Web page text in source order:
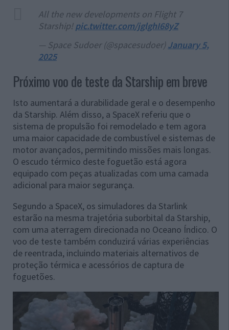
All the new developments on Flight 7
Starship!pic.twitter.com/jglghI68yZ
— Space Sudoer (@spacesudoer) January 5,
2025
Próximo voo de teste da Starship em breve
Isto aumentará a durabilidade geral e o desempenho
da Starship. Além disso, a SpaceX referiu que o
sistema de propulsão foi remodelado e tem agora
uma maior capacidade de combustível e sistemas de
motor avançados, permitindo missões mais longas.
O escudo térmico deste foguetão está agora
equipado com peças atualizadas com uma camada
adicional para maior segurança.
Segundo a SpaceX, os simuladores da Starlink
estarão na mesma trajetória suborbital da Starship,
com uma aterragem direcionada no Oceano Índico. O
voo de teste também conduzirá várias experiências
de reentrada, incluindo materiais alternativos de
proteção térmica e acessórios de captura de
foguetões.